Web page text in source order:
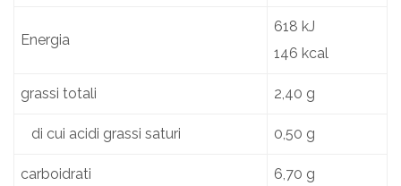
Energia
618 kJ
146 kcal
grassi totali 2,40 g
di cui acidi grassi saturi 0,50 g
carboidrati 6,70 g